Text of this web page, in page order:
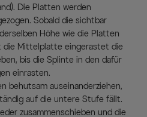
Die Platten werden
Sobald die sichtbar
Höhe wie die Platten
die Mittelplatte eingerastet die
bis die Splinte in den dafür
einrasten.
behutsam auseinanderziehen,
auf die untere Stufe fällt.
zusammenschieben und die